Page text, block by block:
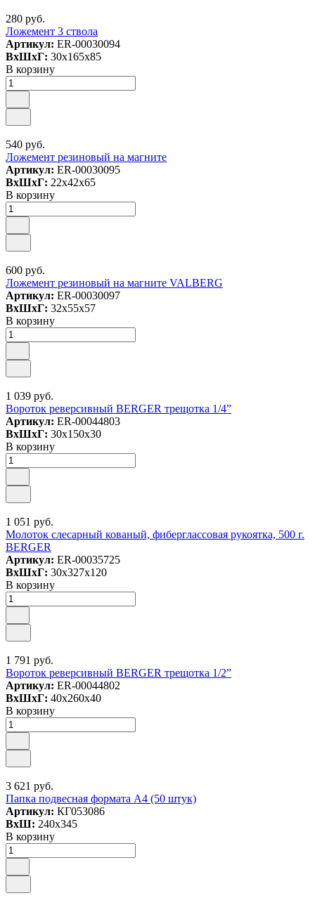
280 руб.
Ложемент 3 ствола
Артикул: ER-00030094
ВxШxГ: 30x165x85
В корзину
540 руб.
Ложемент резиновый на магните
Артикул: ER-00030095
ВxШxГ: 22x42x65
В корзину
600 руб.
Ложемент резиновый на магните VALBERG
Артикул: ER-00030097
ВxШxГ: 32x55x57
В корзину
1 039 руб.
Вороток реверсивный BERGER трещотка 1/4”
Артикул: ER-00044803
ВxШxГ: 30x150x30
В корзину
1 051 руб.
Молоток слесарный кованый, фиберглассовая рукоятка, 500 г.
BERGER
Артикул: ER-00035725
ВxШxГ: 30x327x120
В корзину
1 791 руб.
Вороток реверсивный BERGER трещотка 1/2”
Артикул: ER-00044802
ВxШxГ: 40x260x40
В корзину
3 621 руб.
Папка подвесная формата А4 (50 штук)
Артикул: КГ053086
ВxШ: 240x345
В корзину